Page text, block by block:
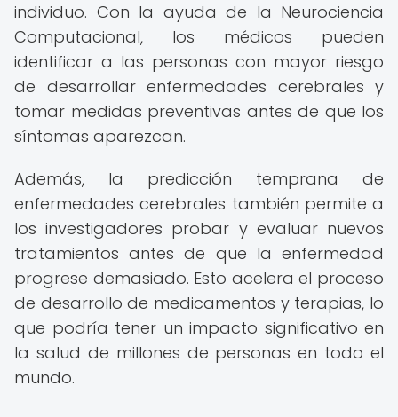
individuo. Con la ayuda de la Neurociencia
Computacional, los médicos pueden
identificar a las personas con mayor riesgo
de desarrollar enfermedades cerebrales y
tomar medidas preventivas antes de que los
síntomas aparezcan.
Además, la predicción temprana de
enfermedades cerebrales también permite a
los investigadores probar y evaluar nuevos
tratamientos antes de que la enfermedad
progrese demasiado. Esto acelera el proceso
de desarrollo de medicamentos y terapias, lo
que podría tener un impacto significativo en
la salud de millones de personas en todo el
mundo.